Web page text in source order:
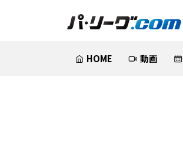
HOME 動画